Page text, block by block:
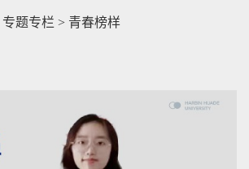
专题专栏 > 青春榜样